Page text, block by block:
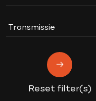
Reset filter(s)